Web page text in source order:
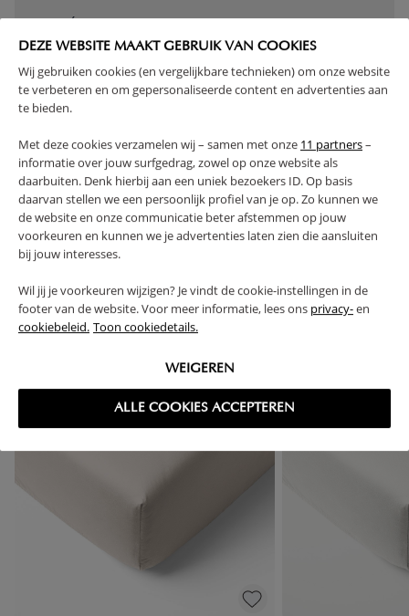
DEZE WEBSITE MAAKT GEBRUIK VAN COOKIES
Wij gebruiken cookies (en vergelijkbare technieken) om onze website
te verbeteren en om gepersonaliseerde content en advertenties aan
te bieden.
Met deze cookies verzamelen wij – samen met onze 11 partners–
informatie over jouw surfgedrag, zowel op onze website als
daarbuiten. Denk hierbij aan een uniek bezoekers ID. Op basis
daarvan stellen we een persoonlijk profiel van je op. Zo kunnen we
de website en onze communicatie beter afstemmen op jouw
voorkeuren en kunnen we je advertenties laten zien die aansluiten
bij jouw interesses.
Wil jij je voorkeuren wijzigen? Je vindt de cookie-instellingen in de
footer van de website. Voor meer informatie, lees ons privacy-en
cookiebeleid. Toon cookiedetails.
WEIGEREN
ALLE COOKIES ACCEPTEREN
CARACTÉRISTIQUES
AVANTAGES DE CE PRODUIT
RETOURS
High-contrast mode
SOUVENT ACHETÉS ENSEMBLE